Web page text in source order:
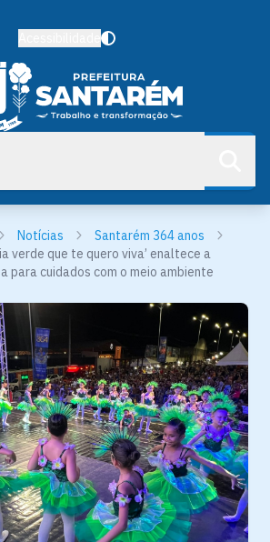
Notícias
Santarém 364 anos
verde que te quero viva’ enaltece a
para cuidados com o meio ambiente